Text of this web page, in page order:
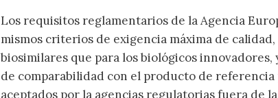
Los requisitos reglamentarios de la Agencia
mismos criterios de exigencia máxima de
biosimilares que para los biológicos
de comparabilidad con el producto de
aceptados por la agencias regulatorias fuera de